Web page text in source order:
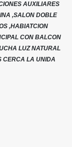
AUXILIARES
,SALON DOBLE
,HABIATCION
CON BALCON
LUZ NATURAL
CERCA LA UNIDA